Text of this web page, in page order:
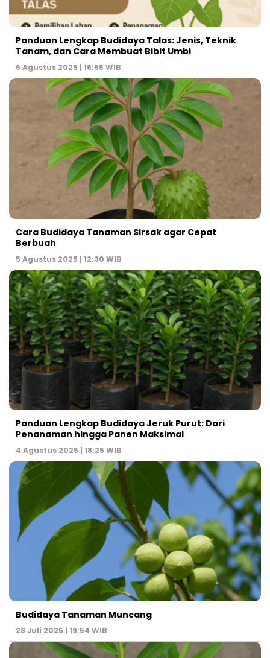
Panduan Lengkap Budidaya Talas: Jenis, Teknik
Tanam, dan Cara Membuat Bibit Umbi
6 Agustus 2025 | 16:55 WIB
Cara Budidaya Tanaman Sirsak agar Cepat
Berbuah
5 Agustus 2025 | 12:30 WIB
Panduan Lengkap Budidaya Jeruk Purut: Dari
Penanaman hingga Panen Maksimal
4 Agustus 2025 | 18:25 WIB
Budidaya Tanaman Muncang
28 Juli 2025 | 19:54 WIB